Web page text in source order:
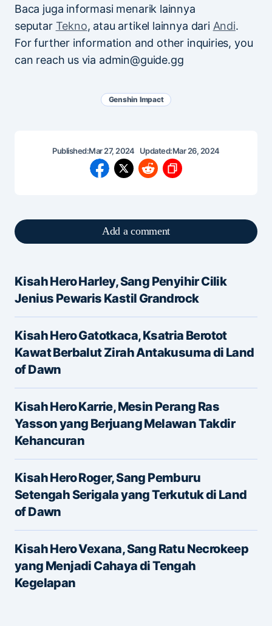
Baca juga informasi menarik lainnya
seputar Tekno, atau artikel lainnya dari Andi.
For further information and other inquiries, you
can reach us via admin@guide.gg
Genshin Impact
Published:Mar 27, 2024 Updated:Mar 26, 2024
Add a comment
Alamat email Anda tidak akan dipublikasikan.
Ruas yang wajib ditandai*
Message*
E-mail
Save my name and e-mail in this browser for the
next time I comment.
Kisah Hero Harley, Sang Penyihir Cilik
Jenius Pewaris Kastil Grandrock
Kisah Hero Gatotkaca, Ksatria Berotot
Kawat Berbalut Zirah Antakusuma di Land
of Dawn
Kisah Hero Karrie, Mesin Perang Ras
Yasson yang Berjuang Melawan Takdir
Kehancuran
Kisah Hero Roger, Sang Pemburu
Setengah Serigala yang Terkutuk di Land
of Dawn
Kisah Hero Vexana, Sang Ratu Necrokeep
yang Menjadi Cahaya di Tengah
Kegelapan